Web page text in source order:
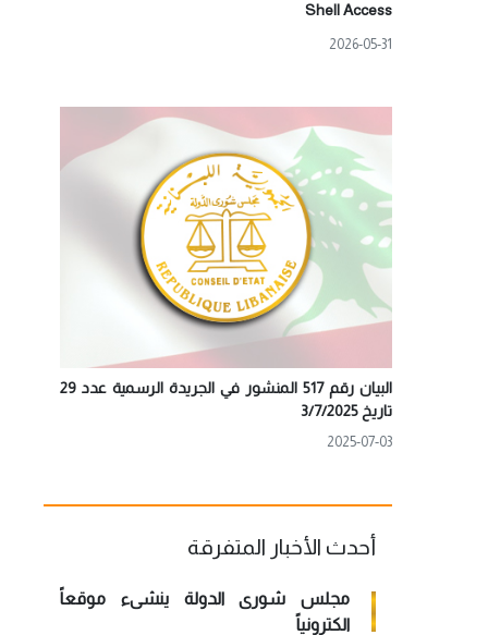
Shell Access
2026-05-31
البيان رقم 517 المنشور في الجريدة الرسمية عدد 29
تاريخ 3/7/2025
2025-07-03
أحدث الأخبار المتفرقة
مجلس شورى الدولة ينشىء موقعاً
الكترونياً